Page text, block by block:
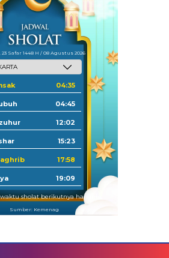
Safar 1448 H / 08 Agustus 2026
04:35
04:45
12:02
15:23
17:58
19:09
sholat berikutnya hari ini.
Sumber: Kemenag